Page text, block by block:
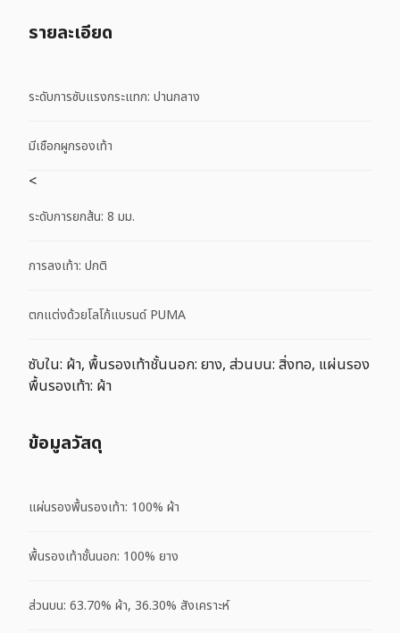
รายละเอียด
ระดับการซับแรงกระแทก: ปานกลาง
มีเชือกผูกรองเท้า
<
ระดับการยกส้น: 8 มม.
การลงเท้า: ปกติ
ตกแต่งด้วยโลโก้แบรนด์ PUMA
ซับใน: ผ้า, พื้นรองเท้าชั้นนอก: ยาง, ส่วนบน: สิ่งทอ, แผ่นรอง
พื้นรองเท้า: ผ้า
ข้อมูลวัสดุ
แผ่นรองพื้นรองเท้า: 100% ผ้า
พื้นรองเท้าชั้นนอก: 100% ยาง
ส่วนบน: 63.70% ผ้า, 36.30% สังเคราะห์